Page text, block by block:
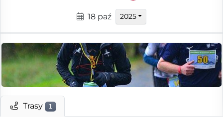
18 paź 2025
Trasy 1